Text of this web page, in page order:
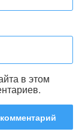
в этом